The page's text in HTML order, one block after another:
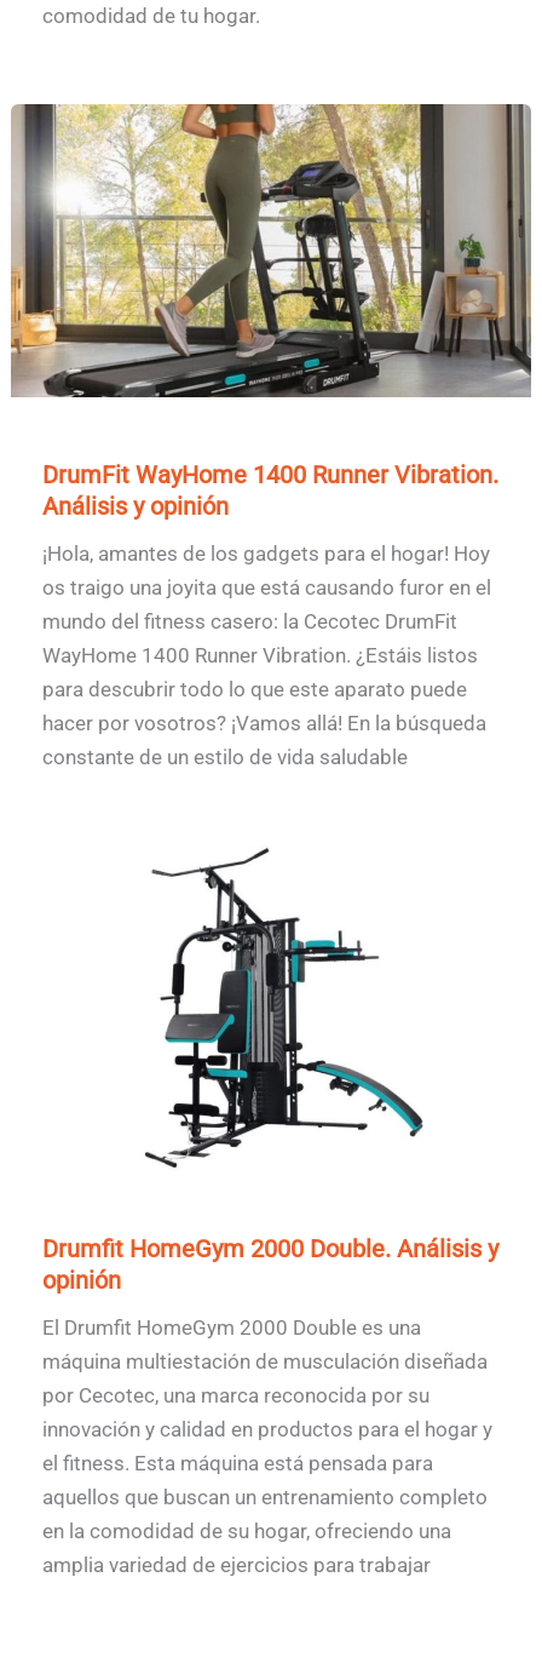
comodidad de tu hogar.
DrumFit WayHome 1400 Runner Vibration.
Análisis y opinión
¡Hola, amantes de los gadgets para el hogar! Hoy
os traigo una joyita que está causando furor en el
mundo del fitness casero: la Cecotec DrumFit
WayHome 1400 Runner Vibration. ¿Estáis listos
para descubrir todo lo que este aparato puede
hacer por vosotros? ¡Vamos allá! En la búsqueda
constante de un estilo de vida saludable
Drumfit HomeGym 2000 Double. Análisis y
opinión
El Drumfit HomeGym 2000 Double es una
máquina multiestación de musculación diseñada
por Cecotec, una marca reconocida por su
innovación y calidad en productos para el hogar y
el fitness. Esta máquina está pensada para
aquellos que buscan un entrenamiento completo
en la comodidad de su hogar, ofreciendo una
amplia variedad de ejercicios para trabajar